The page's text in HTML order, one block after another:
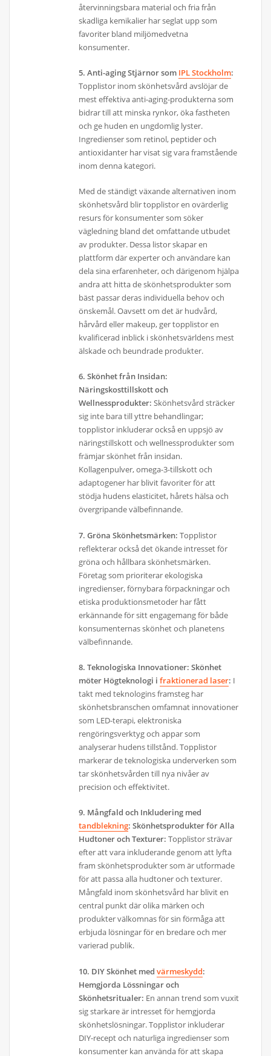
återvinningsbara material och fria från
skadliga kemikalier har seglat upp som
favoriter bland miljömedvetna
konsumenter.
5. Anti-aging Stjärnor som IPL Stockholm:
Topplistor inom skönhetsvård avslöjar de
mest effektiva anti-aging-produkterna som
bidrar till att minska rynkor, öka fastheten
och ge huden en ungdomlig lyster.
Ingredienser som retinol, peptider och
antioxidanter har visat sig vara framstående
inom denna kategori.
Med de ständigt växande alternativen inom
skönhetsvård blir topplistor en ovärderlig
resurs för konsumenter som söker
vägledning bland det omfattande utbudet
av produkter. Dessa listor skapar en
plattform där experter och användare kan
dela sina erfarenheter, och därigenom hjälpa
andra att hitta de skönhetsprodukter som
bäst passar deras individuella behov och
önskemål. Oavsett om det är hudvård,
hårvård eller makeup, ger topplistor en
kvalificerad inblick i skönhetsvärldens mest
älskade och beundrade produkter.
6. Skönhet från Insidan:
Näringskosttillskott och
Wellnessprodukter: Skönhetsvård sträcker
sig inte bara till yttre behandlingar;
topplistor inkluderar också en uppsjö av
näringstillskott och wellnessprodukter som
främjar skönhet från insidan.
Kollagenpulver, omega-3-tillskott och
adaptogener har blivit favoriter för att
stödja hudens elasticitet, hårets hälsa och
övergripande välbefinnande.
7. Gröna Skönhetsmärken: Topplistor
reflekterar också det ökande intresset för
gröna och hållbara skönhetsmärken.
Företag som prioriterar ekologiska
ingredienser, förnybara förpackningar och
etiska produktionsmetoder har fått
erkännande för sitt engagemang för både
konsumenternas skönhet och planetens
välbefinnande.
8. Teknologiska Innovationer: Skönhet
möter Högteknologi i fraktionerad laser: I
takt med teknologins framsteg har
skönhetsbranschen omfamnat innovationer
som LED-terapi, elektroniska
rengöringsverktyg och appar som
analyserar hudens tillstånd. Topplistor
markerar de teknologiska underverken som
tar skönhetsvården till nya nivåer av
precision och effektivitet.
9. Mångfald och Inkludering med
tandblekning: Skönhetsprodukter för Alla
Hudtoner och Texturer: Topplistor strävar
efter att vara inkluderande genom att lyfta
fram skönhetsprodukter som är utformade
för att passa alla hudtoner och texturer.
Mångfald inom skönhetsvård har blivit en
central punkt där olika märken och
produkter välkomnas för sin förmåga att
erbjuda lösningar för en bredare och mer
varierad publik.
10. DIY Skönhet med värmeskydd:
Hemgjorda Lössningar och
Skönhetsritualer: En annan trend som vuxit
sig starkare är intresset för hemgjorda
skönhetslösningar. Topplistor inkluderar
DIY-recept och naturliga ingredienser som
konsumenter kan använda för att skapa